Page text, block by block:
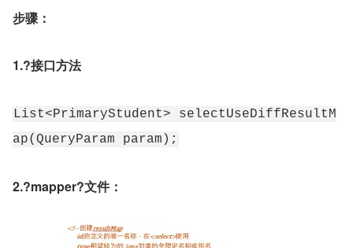
步骤：
1.?接口方法
List<PrimaryStudent> selectUseDiffResultM
ap(QueryParam param);
2.?mapper?文件：